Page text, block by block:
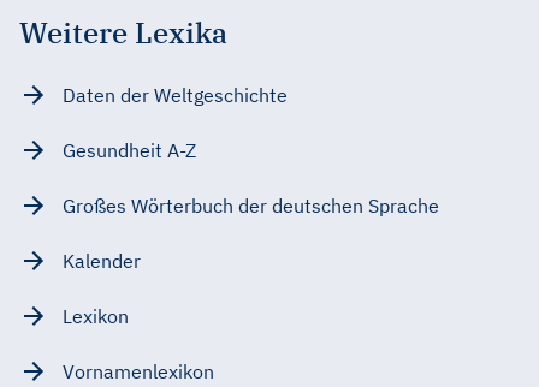
Weitere Lexika
Daten der Weltgeschichte
Gesundheit A-Z
Großes Wörterbuch der deutschen Sprache
Kalender
Lexikon
Vornamenlexikon